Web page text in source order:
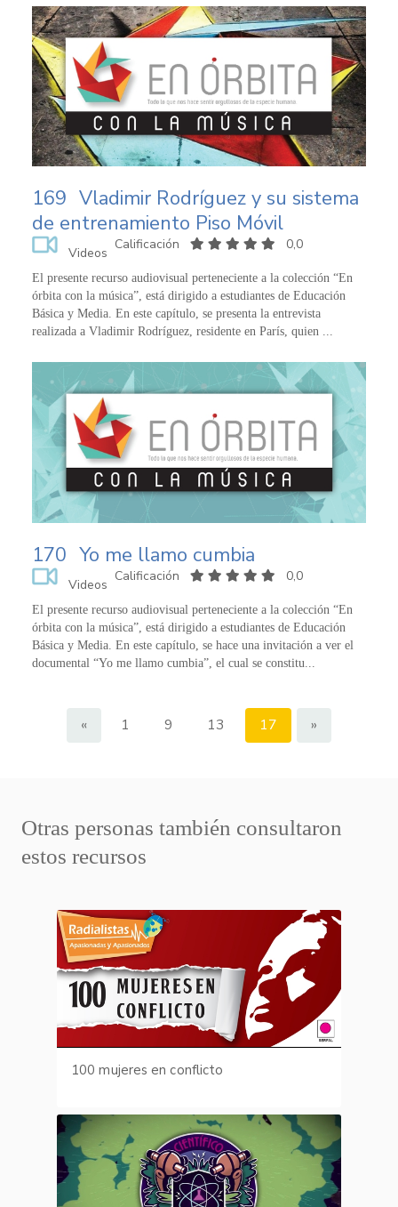
169 Vladimir Rodríguez y su sistema
de entrenamiento Piso Móvil
Videos
Calificación 0,0
El presente recurso audiovisual perteneciente a la colección “En
órbita con la música”, está dirigido a estudiantes de Educación
Básica y Media. En este capítulo, se presenta la entrevista
realizada a Vladimir Rodríguez, residente en París, quien ...
170 Yo me llamo cumbia
Videos
Calificación 0,0
El presente recurso audiovisual perteneciente a la colección “En
órbita con la música”, está dirigido a estudiantes de Educación
Básica y Media. En este capítulo, se hace una invitación a ver el
documental “Yo me llamo cumbia”, el cual se constitu...
« 1 9 13 17 »
Otras personas también consultaron
estos recursos
100 mujeres en conflicto